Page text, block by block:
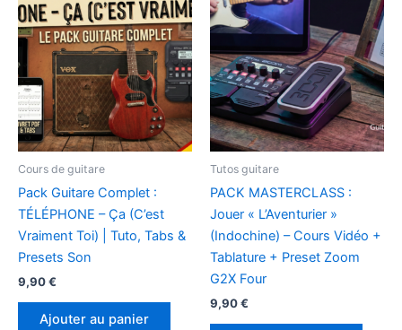
Cours de guitare
Pack Guitare Complet :
TÉLÉPHONE – Ça (C’est
Vraiment Toi) | Tuto, Tabs &
Presets Son
9,90€
Ajouter au panier
Tutos guitare
PACK MASTERCLASS :
Jouer « L’Aventurier »
(Indochine) – Cours Vidéo +
Tablature + Preset Zoom
G2X Four
9,90€